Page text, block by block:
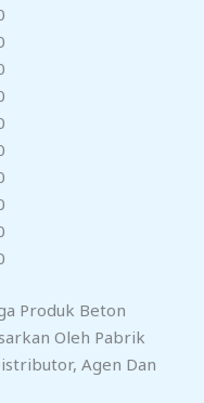
Produk Beton
Oleh Pabrik
Agen Dan